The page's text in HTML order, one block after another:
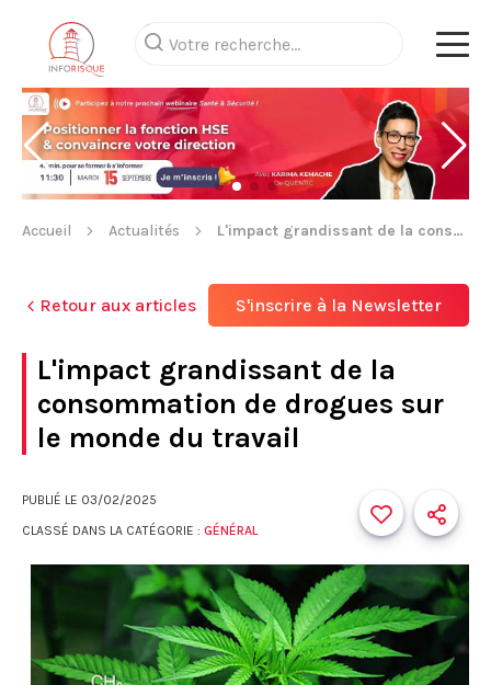
Accueil Actualités L'impact grandissant de la consommation de drogues sur le monde du travail
Retour aux articles S'inscrire à la Newsletter
L'impact grandissant de la
consommation de drogues sur
le monde du travail
PUBLIÉ LE 03/02/2025
CLASSÉ DANS LA CATÉGORIE : GÉNÉRAL